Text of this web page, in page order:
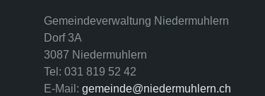
Gemeindeverwaltung Niedermuhlern
Dorf 3A
3087 Niedermuhlern
Tel: 031 819 52 42
E-Mail: gemeinde@niedermuhlern.ch